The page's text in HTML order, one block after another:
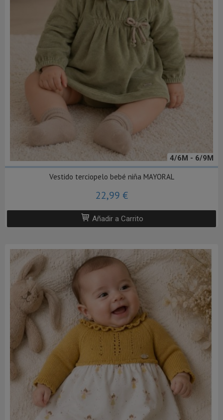
4/6M - 6/9M
Vestido terciopelo bebé niña MAYORAL
22,99 €
Añadir a Carrito